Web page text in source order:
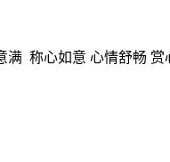
称心如意 心情舒畅